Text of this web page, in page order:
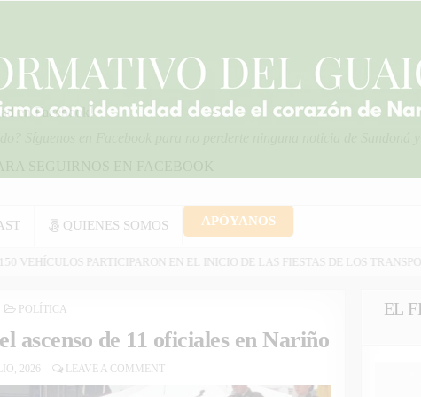
QUIENES SOMOS APÓYANOS
EN EL INICIO DE LAS FIESTAS DE LOS TRANSPORTADORES DE
POSTED
POLÍTICA
ascenso de 11 oficiales en Nariño
2026 LEAVE A COMMENT
EL
en Facebook!
Síguenos en Facebook para no perderte ninguna noticia de Sandoná y